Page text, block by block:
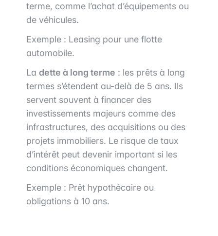
terme, comme l’achat d’équipements ou
de véhicules.
Exemple : Leasing pour une flotte
automobile.
La dette à long terme : les prêts à long
termes s’étendent au-delà de 5 ans. Ils
servent souvent à financer des
investissements majeurs comme des
infrastructures, des acquisitions ou des
projets immobiliers. Le risque de taux
d’intérêt peut devenir important si les
conditions économiques changent.
Exemple : Prêt hypothécaire ou
obligations à 10 ans.